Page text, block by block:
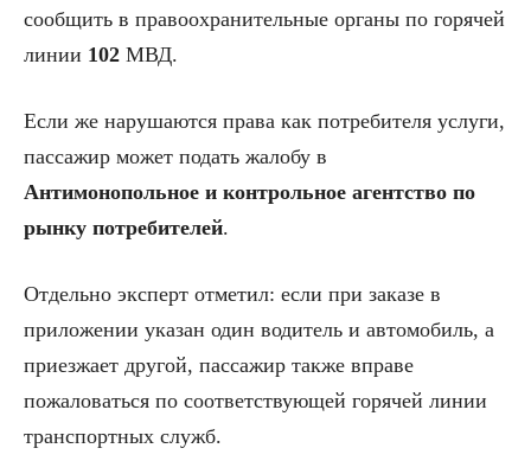
сообщить в правоохранительные органы по горячей
линии 102 МВД.
Если же нарушаются права как потребителя услуги,
пассажир может подать жалобу в
Антимонопольное и контрольное агентство по
рынку потребителей.
Отдельно эксперт отметил: если при заказе в
приложении указан один водитель и автомобиль, а
приезжает другой, пассажир также вправе
пожаловаться по соответствующей горячей линии
транспортных служб.